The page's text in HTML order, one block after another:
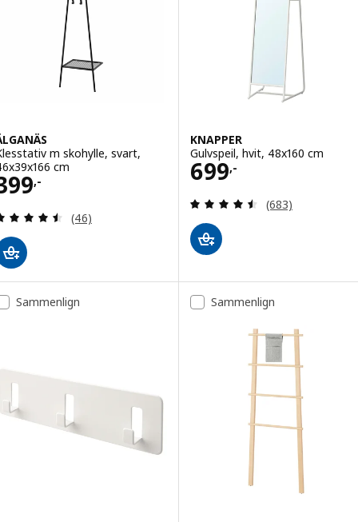
m skohylle, svart,
cm
,-
399,-
Gjennomgang: 4.5 av 5 stjerner. Samlede
(46)
KNAPPER
Gulvspeil, hvit, 48x160 cm
699,-
Pris 699,-
Gjennomgang:
(683)
Sammenlign Sammenlign